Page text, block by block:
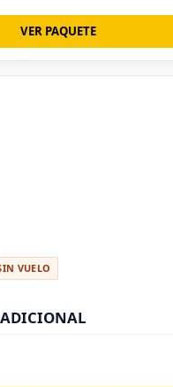
VER PAQUETE
VUELO